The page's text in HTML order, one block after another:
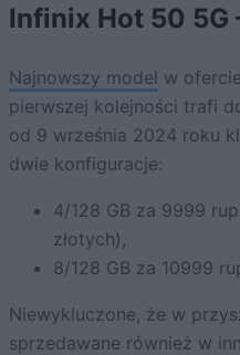
Infinix Hot 50 5G
Najnowszy model w
pierwszej kolejności trafi
od 9 września 2024 roku
dwie konfiguracje:
4/128 GB za 9999
złotych),
8/128 GB za 10999
Niewykluczone, że w
sprzedawane również w